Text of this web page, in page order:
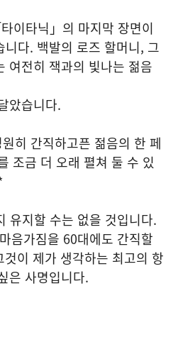
이타닉」의 마지막 장면이
다. 백발의 로즈 할머니, 그
여전히 잭과의 빛나는 젊음
았습니다.
히 간직하고픈 젊음의 한 페
조금 더 오래 펼쳐 둘 수 있
유지할 수는 없을 것입니다.
음가짐을 60대에도 간직할
이 제가 생각하는 최고의 항
은 사명입니다.